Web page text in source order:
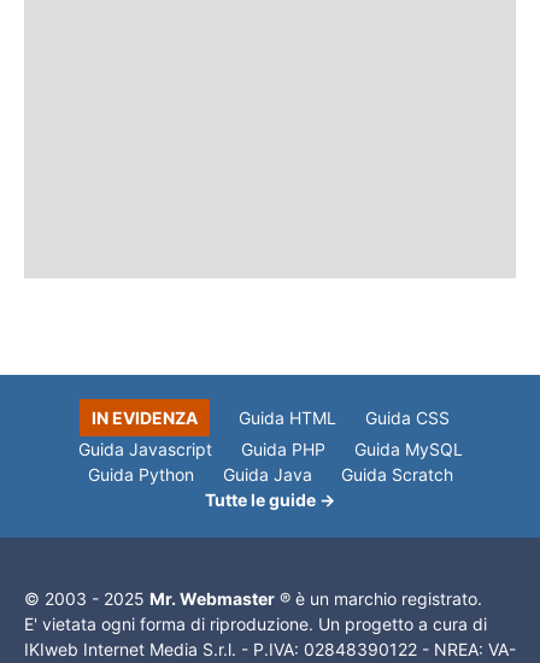
IN EVIDENZA Guida HTML
Guida CSS
Guida Javascript
Guida PHP
Guida MySQL
Guida Python
Guida Java
Guida Scratch
Tutte le guide →
© 2003 - 2025 Mr. Webmaster ® è un marchio registrato.
E' vietata ogni forma di riproduzione. Un progetto a cura di
IKIweb Internet Media S.r.l. - P.IVA: 02848390122 - NREA: VA-